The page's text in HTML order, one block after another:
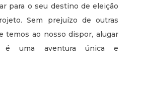
para o seu destino de eleição
Sem prejuízo de outras
temos ao nosso dispor, alugar
é uma aventura única e